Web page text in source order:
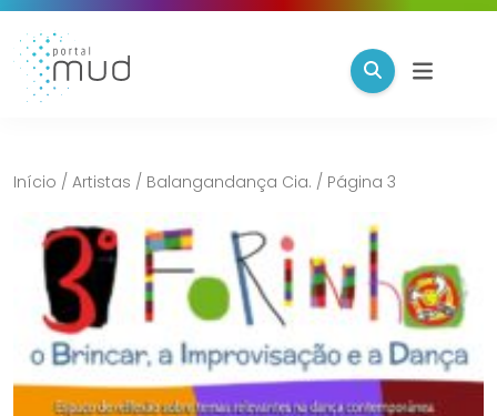
Início / Artistas / Balangandança Cia. / Página 3